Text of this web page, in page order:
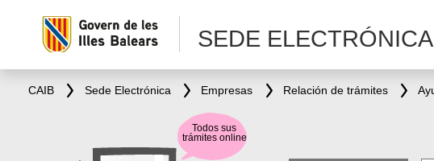
SEDE ELECTRÓNICA
CAIB Sede Electrónica Empresas Relación de trámites
Todos sus
trámites online